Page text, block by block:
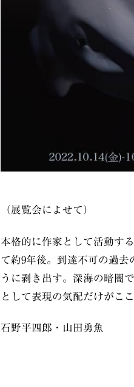
（展覧会によせて）
本格的に作家として活動す
て約9年後。到達不可の過
うに剥き出す。深海の暗闇
として表現の気配だけがここ
石野平四郎・山田勇魚